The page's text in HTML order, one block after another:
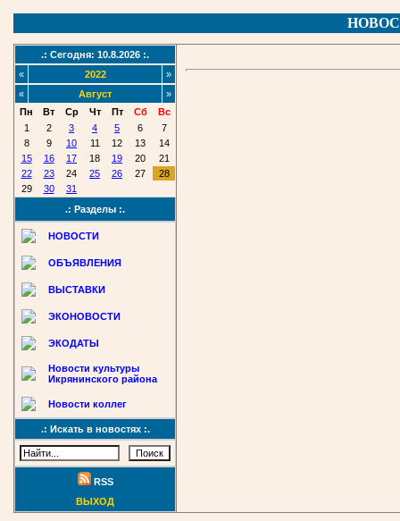
.: Сегодня: 10.8.2026 :.
«
2022
»
«
Август
»
Пн
Вт Ср Чт Пт Сб
Вс
1
2 3 4 5 6
7
8
9 10 11 12 13
14
15
16 17 18 19 20
21
22
23 24 25 26 27
28
29
30
31
.: Разделы :.
НОВОСТИ
ОБЪЯВЛЕНИЯ
ВЫСТАВКИ
ЭКОНОВОСТИ
ЭКОДАТЫ
Новости культуры
Икрянинского района
Новости коллег
.: Искать в новостях :.
RSS
ВЫХОД